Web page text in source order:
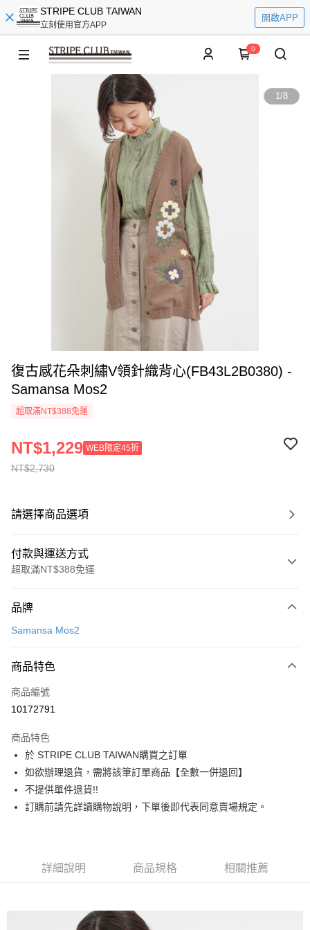
STRIPE CLUB TAIWAN
立刻使用官方APP
開啟APP
0
1/8
復古感花朵刺繡V領針織背心(FB43L2B0380) -
Samansa Mos2
超取滿NT$388免運
NT$2,730
NT$1,229 WEB限定45折
請選擇商品選項
付款與運送方式
超取滿NT$388免運
信用卡一次付款
3 期 0 利率 每期
合作金庫商業銀行
上海商業儲蓄銀行
臺灣中小企業銀行
匯豐（台灣）商業銀行
華泰商業銀行
聯邦商業銀行
遠東國際商業銀行
元大商業銀行
玉山商業銀行
星展（台灣）商業銀行
超商取貨付款
LINE Pay
Apple Pay
街口支付
悠遊付
相關說明
【大哥付你分期使用說明】
流程，驗證手機門號後，選擇欲分期的期數、繳款截止日，確認付款後即完
【關於「AFTEE先享後付」】
品牌
Samansa Mos2
商品特色
商品編號
10172791
商品特色
於 STRIPE CLUB TAIWAN購買之訂單
如欲辦理退貨，需將該筆訂單商品【全數一併退回】
不提供單件退貨!!
訂購前請先詳讀購物說明，下單後即代表同意賣場規定。
詳細說明 商品規格 相關推薦